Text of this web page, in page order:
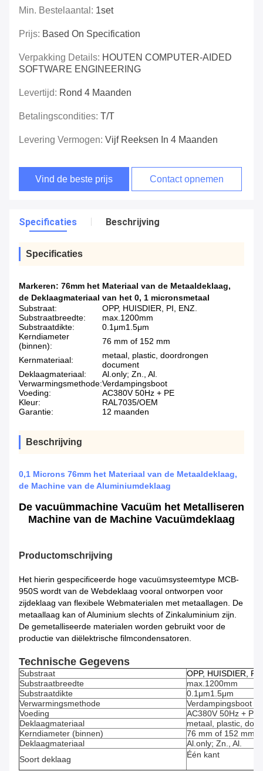
Min. Bestelaantal: 1set
Prijs: Based On Specification
Verpakking Details: HOUTEN COMPUTER-AIDED
SOFTWARE ENGINEERING
Levertijd: Rond 4 Maanden
Betalingscondities: T/T
Levering Vermogen: Vijf Reeksen In 4 Maanden
Vind de beste prijs Contact opnemen
Specificaties Beschrijving
Specificaties
Markeren: 76mm het Materiaal van de Metaaldeklaag,
de Deklaagmateriaal van het 0, 1 micronsmetaal
Substraat:
OPP, HUISDIER, PI, ENZ.
Substraatbreedte:
max.1200mm
Substraatdikte:
0.1μm1.5μm
Kerndiameter
(binnen):
76 mm of 152 mm
Kernmateriaal:
metaal, plastic, doordrongen
document
Deklaagmateriaal:
Al.only; Zn., Al.
Verwarmingsmethode:Verdampingsboot
Voeding:
AC380V 50Hz + PE
Kleur:
RAL7035/OEM
Garantie:
12 maanden
Beschrijving
0,1 Microns 76mm het Materiaal van de Metaaldeklaag,
de Machine van de Aluminiumdeklaag
De vacuümmachine Vacuüm het Metalliseren
Machine van de Machine Vacuümdeklaag
Productomschrijving
Het hierin gespecificeerde hoge vacuümsysteemtype MCB-
950S wordt van de Webdeklaag vooral ontworpen voor
zijdeklaag van flexibele Webmaterialen met metaallagen. De
metaallaag kan of Aluminium slechts of Zinkaluminium zijn.
De gemetalliseerde materialen worden gebruikt voor de
productie van diëlektrische filmcondensatoren.
Technische Gegevens
Substraat
OPP, HUISDIER, PI,
Substraatbreedte
max.1200mm
Substraatdikte
0.1μm1.5μm
Verwarmingsmethode
Verdampingsboot
Voeding
AC380V 50Hz + PE
Deklaagmateriaal
metaal, plastic,
Kerndiameter (binnen)
76 mm of 152 mm
Deklaagmateriaal
Al.only; Zn., Al.
Soort deklaag
Één kant